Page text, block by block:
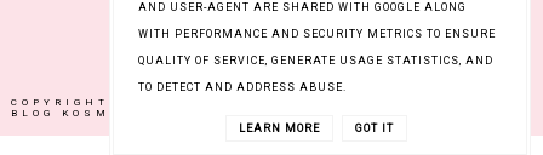
COPYRIGHT © 2017
BLOG KOSMETYCZNY, BLOG URODOWY.
AND USER-AGENT ARE SHARED WITH GOOGLE ALONG
WITH PERFORMANCE AND SECURITY METRICS TO ENSURE
QUALITY OF SERVICE, GENERATE USAGE STATISTICS, AND
TO DETECT AND ADDRESS ABUSE.
LEARN MORE GOT IT